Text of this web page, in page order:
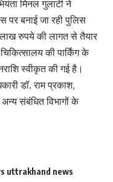
मिनल गुलाटी ने
पर बनाई जा रही पुलिस
लाख रुपये की लागत से तैयार
की पार्किंग के
स्वीकृत की गई है।
डॉ. राम प्रकाश,
संबंधित विभागों के
uttrakhand news